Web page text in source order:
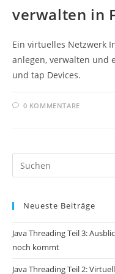
verwalten in
Ein virtuelles Netzwerk
anlegen, verwalten und
und tap Devices.
0 KOMMENTARE
Neueste Beiträge
Java Threading Teil 3:
noch kommt
Java Threading Teil 2: